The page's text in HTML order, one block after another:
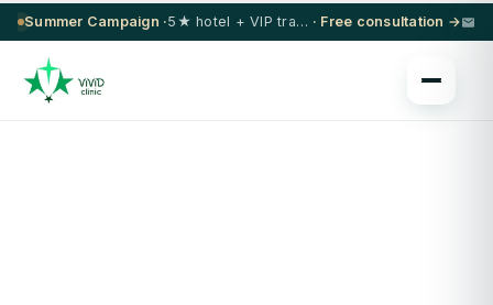
Summer Campaign · 5★ hotel + VIP transfer on select procedures · Free consultation →